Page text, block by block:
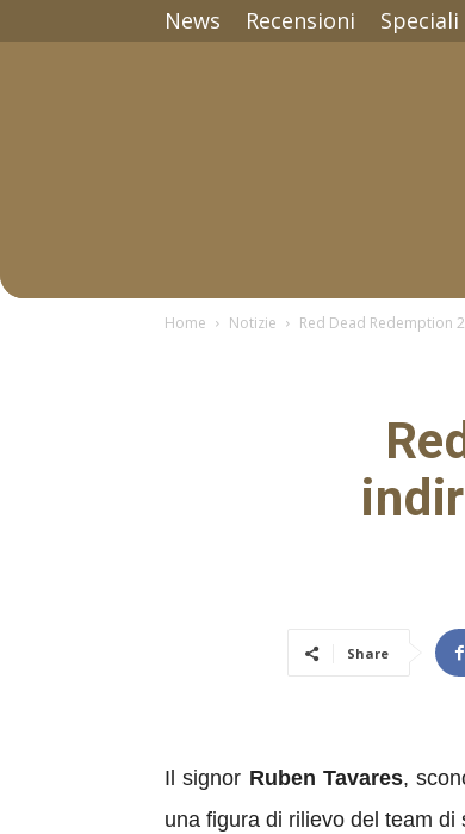
News Recensioni Speciali
Home Notizie Red Dead Redemption
Share
Il signor Ruben Tavares,
una figura di rilievo del team